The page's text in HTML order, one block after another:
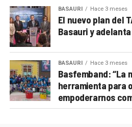
BASAURI Hace 3 meses
El nuevo plan del
Basauri y
BASAURI Hace 3 meses
Basfemband: “La
herramienta para
empoderarnos